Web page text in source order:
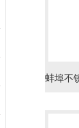
蚌埠不